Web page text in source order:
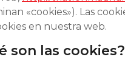
«cookies»). Las
en nuestra web.
son las cookies?